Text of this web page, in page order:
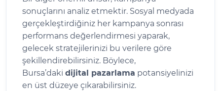
sonuçlarını analiz etmektir. Sosyal medyada
gerçekleştirdiğiniz her kampanya sonrası
performans değerlendirmesi yaparak,
gelecek stratejilerinizi bu verilere göre
şekillendirebilirsiniz. Böylece,
Bursa’daki dijital pazarlama potansiyelinizi
en üst düzeye çıkarabilirsiniz.